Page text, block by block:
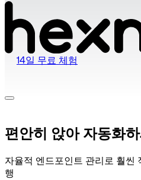
14일 무료 체험
편안히 앉아 자동화
자율적 엔드포인트 관리로 훨씬
행